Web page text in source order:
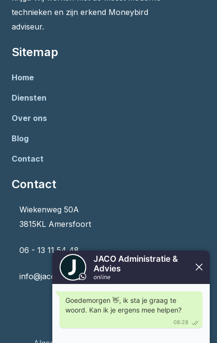
technieken en zijn erkend Moneybird
adviseur.
Sitemap
Home
Diensten
Over ons
Blog
Contact
Contact
Wiekenweg 50A
3815KL Amersfoort
06 - 13 11 54 48
info@jaco-administratie.nl